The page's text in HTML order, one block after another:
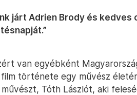
járt Adrien Brody és
van egyébként
története egy művész
művészt, Tóth Lászlót, aki